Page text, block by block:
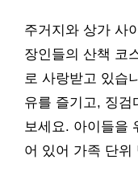
주거지와 상가 사
장인들의 산책 코
로 사랑받고 있습
유를 즐기고, 징검
보세요. 아이들을
어 있어 가족 단위